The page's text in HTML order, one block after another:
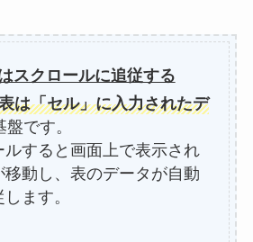
スクロールに追従する
は「セル」に入力されたデ
盤です。
ルすると画面上で表示され
移動し、表のデータが自動
ます。